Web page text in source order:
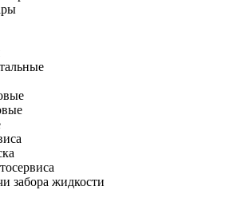
забора жидкости